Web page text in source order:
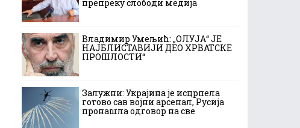
препреку слободи медија
Владимир Умељић: „ОЛУЈА“ ЈЕ
НАЈБЛИСТАВИЈИ ДЕО ХРВАТСКЕ
ПРОШЛОСТИ“
Залужни: Украјина је исцрпела
готово сав војни арсенал, Русија
пронашла одговор на све